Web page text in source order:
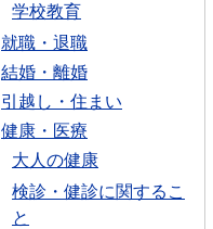
学校教育
就職・退職
結婚・離婚
引越し・住まい
健康・医療
大人の健康
検診・健診に関するこ
と